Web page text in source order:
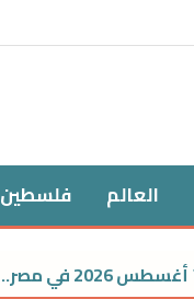
العالم فلسطين